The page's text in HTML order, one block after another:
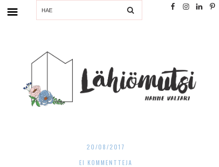
SEARCH
20/08/2017
EI KOMMENTTEJA